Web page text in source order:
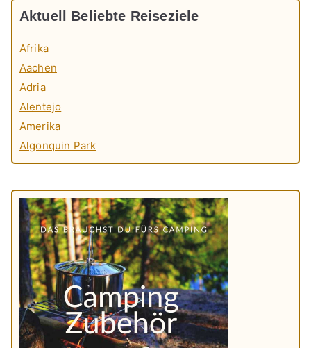
Aktuell Beliebte Reiseziele
Afrika
Aachen
Adria
Alentejo
Amerika
Algonquin Park